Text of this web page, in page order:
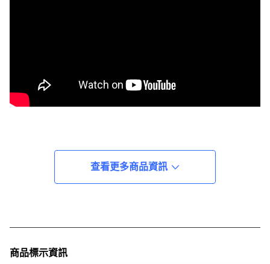
查看更多商品資訊
商品標示資訊